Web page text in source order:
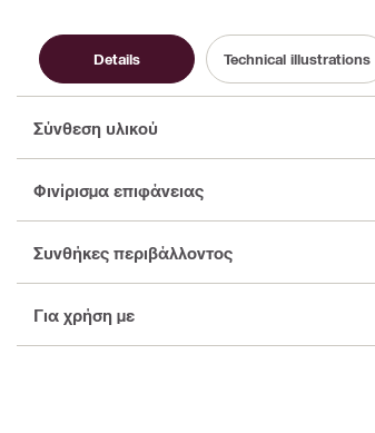
Details Technical illustrations
Σύνθεση υλικού
Φινίρισμα επιφάνειας
Συνθήκες περιβάλλοντος
Για χρήση με